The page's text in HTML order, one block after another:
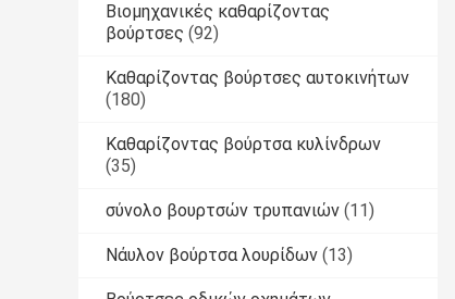
Βιομηχανικές καθαρίζοντας
βούρτσες (92)
Καθαρίζοντας βούρτσες αυτοκινήτων
(180)
Καθαρίζοντας βούρτσα κυλίνδρων
(35)
σύνολο βουρτσών τρυπανιών (11)
Νάυλον βούρτσα λουρίδων (13)